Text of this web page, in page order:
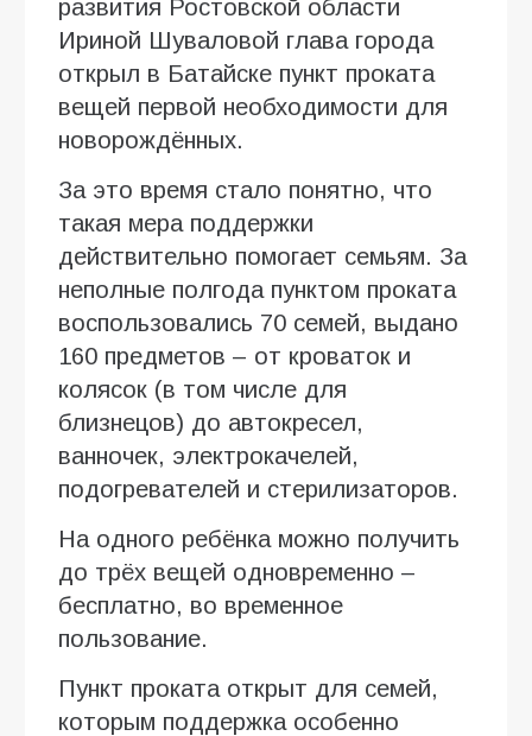
развития Ростовской области
Ириной Шуваловой глава города
открыл в Батайске пункт проката
вещей первой необходимости для
новорождённых.
За это время стало понятно, что
такая мера поддержки
действительно помогает семьям. За
неполные полгода пунктом проката
воспользовались 70 семей, выдано
160 предметов – от кроваток и
колясок (в том числе для
близнецов) до автокресел,
ванночек, электрокачелей,
подогревателей и стерилизаторов.
На одного ребёнка можно получить
до трёх вещей одновременно –
бесплатно, во временное
пользование.
Пункт проката открыт для семей,
которым поддержка особенно